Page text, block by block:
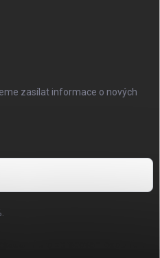
zasílat informace o nových